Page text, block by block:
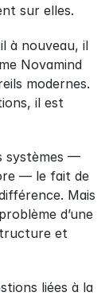
sur elles.
à nouveau, il
Novamind
modernes.
il est
systèmes —
— le fait de
Mais
d’une
et
liées à la